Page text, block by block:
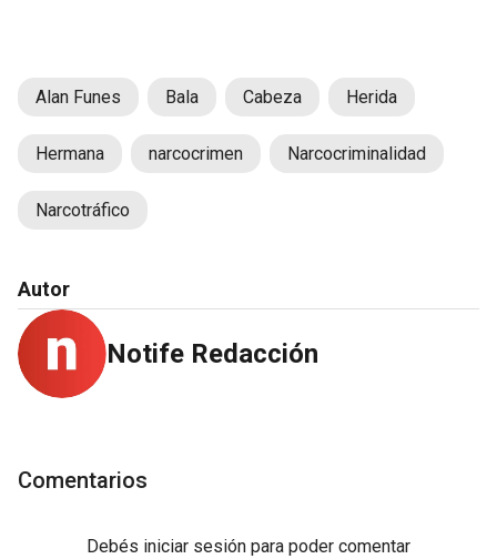
Alan Funes Bala Cabeza Herida
Hermana narcocrimen Narcocriminalidad
Narcotráfico
Autor
Notife Redacción
Comentarios
Debés iniciar sesión para poder comentar